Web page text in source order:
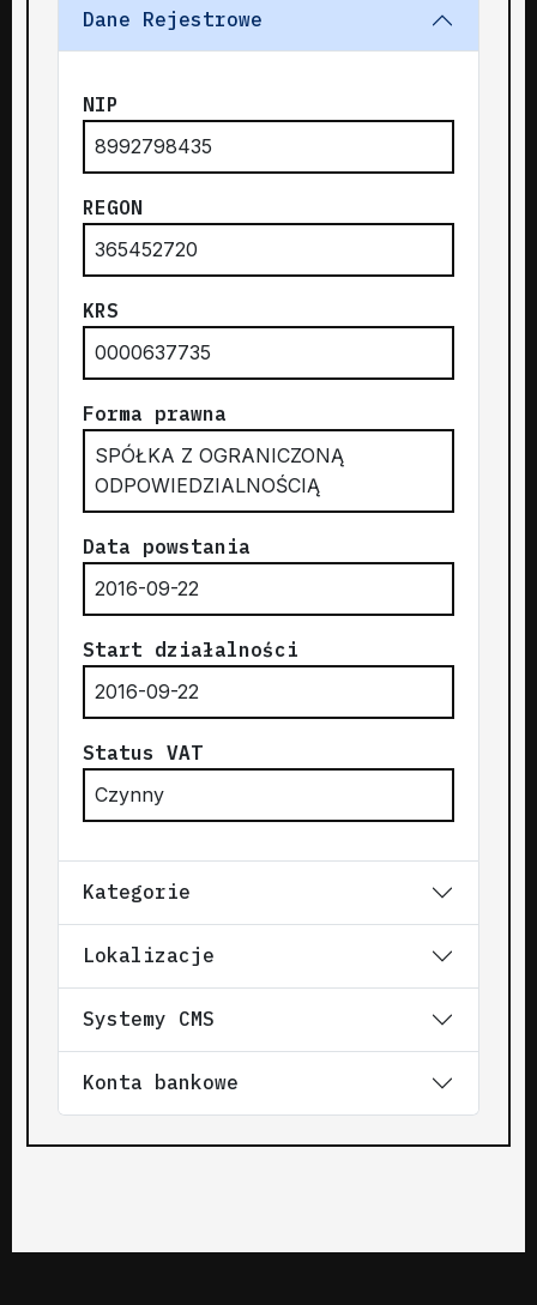
Dane Rejestrowe
NIP
8992798435
REGON
365452720
KRS
0000637735
Forma prawna
SPÓŁKA Z OGRANICZONĄ
ODPOWIEDZIALNOŚCIĄ
Data powstania
2016-09-22
Start działalności
2016-09-22
Status VAT
Czynny
Kategorie
Lokalizacje
Systemy CMS
Konta bankowe